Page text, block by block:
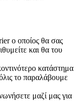
o οποίος θα σας
και θα του
κατάστημα
το παραλάβουμε
μαζί μας για